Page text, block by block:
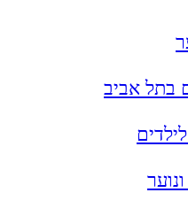
בתל אביב